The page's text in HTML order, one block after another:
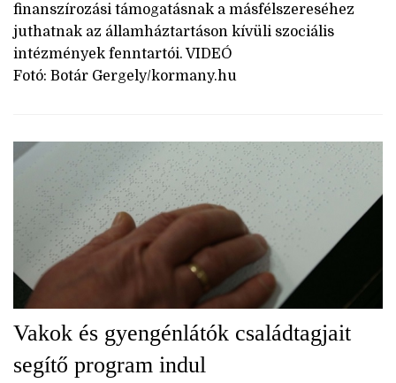
finanszírozási támogatásnak a másfélszereséhez
juthatnak az államháztartáson kívüli szociális
intézmények fenntartói. VIDEÓ
Fotó: Botár Gergely/kormany.hu
Vakok és gyengénlátók családtagjait
segítő program indul